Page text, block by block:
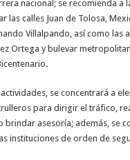
nacional; se recomienda a
las calles Juan de Tolosa,
Villalpando, así como las
Ortega y bulevar
se concentrará a
para dirigir el tráfico,
brindar asesoría; además, se
instituciones de orden de